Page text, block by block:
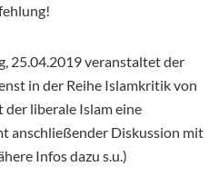
25.04.2019 veranstaltet der
in der Reihe Islamkritik von
der liberale Islam eine
anschließender Diskussion mit
Infos dazu s.u.)